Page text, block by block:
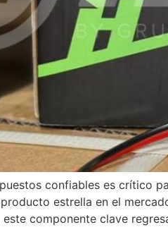
confiables es crítico
estrella en el
componente clave